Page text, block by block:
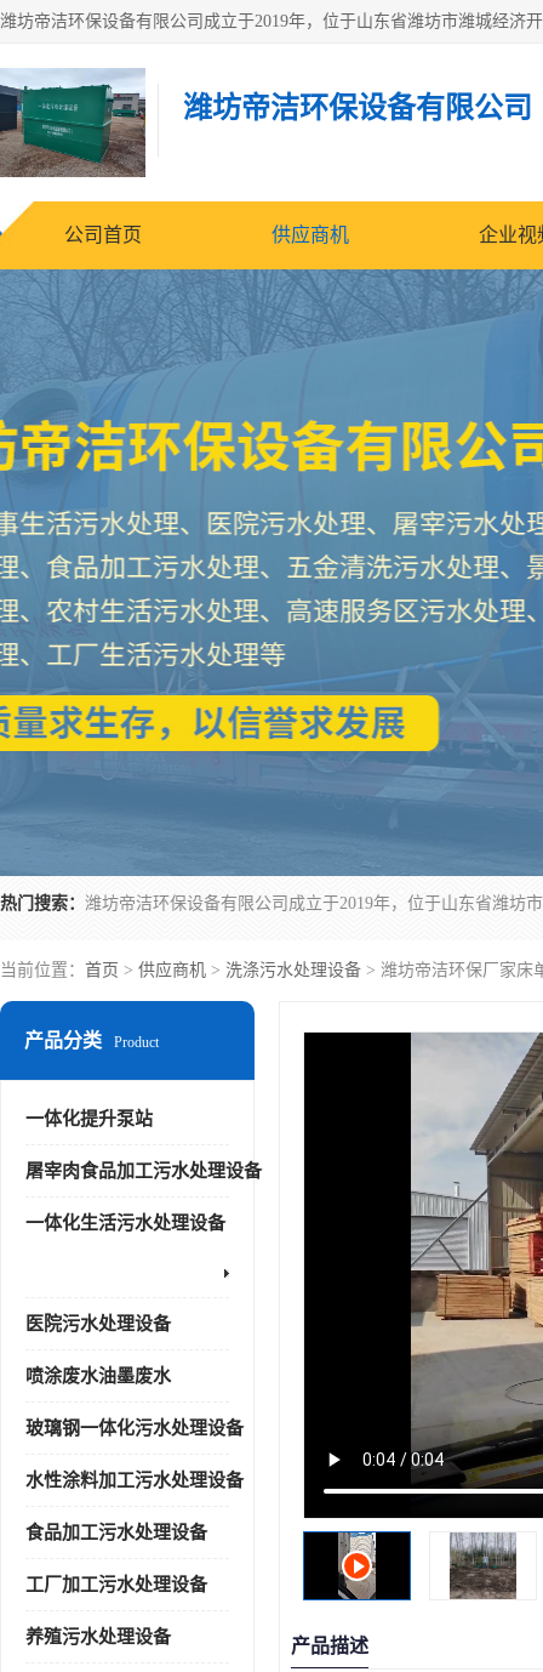
潍坊帝洁环保设备有限公司
公司首页 供应商机 企业视
热门搜索：
当前位置： 首页 > 供应商机 > 洗涤污水处理设备 > 潍坊帝洁环保厂家床
产品分类 Product
一体化提升泵站
屠宰肉食品加工污水处理设备
一体化生活污水处理设备
医院污水处理设备
喷涂废水油墨废水
玻璃钢一体化污水处理设备
水性涂料加工污水处理设备
食品加工污水处理设备
工厂加工污水处理设备
养殖污水处理设备 产品描述